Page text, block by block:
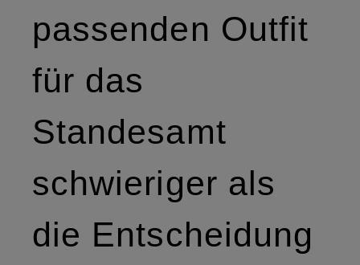
passenden Outfit
für das
Standesamt
schwieriger als
die Entscheidung